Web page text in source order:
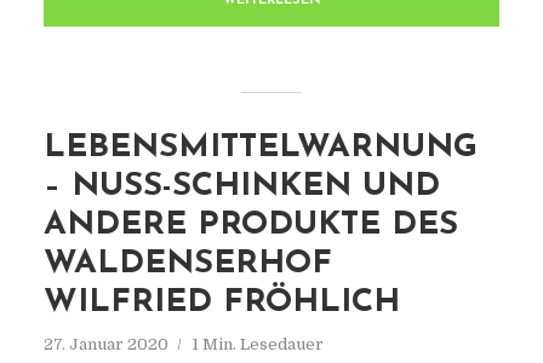
LEBENSMITTELWARNUNG
– NUSS-SCHINKEN UND
ANDERE PRODUKTE DES
WALDENSERHOF
WILFRIED FRÖHLICH
27. Januar 2020 1 Min. Lesedauer